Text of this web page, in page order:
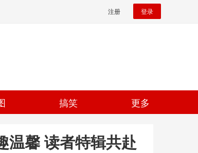
注册 登录
搞笑 更多
温馨 读者特辑共赴